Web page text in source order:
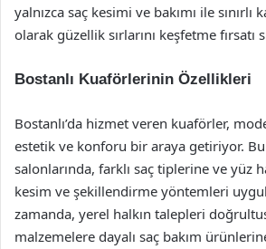
yalnızca saç kesimi ve bakımı ile sınırlı
olarak güzellik sırlarını keşfetme fırsatı
Bostanlı Kuaförlerinin Özellikleri
Bostanlı’da hizmet veren kuaförler,
estetik ve konforu bir araya getiriyor.
salonlarında, farklı saç tiplerine ve yüz
kesim ve şekillendirme yöntemleri
zamanda, yerel halkın talepleri
malzemelere dayalı saç bakım